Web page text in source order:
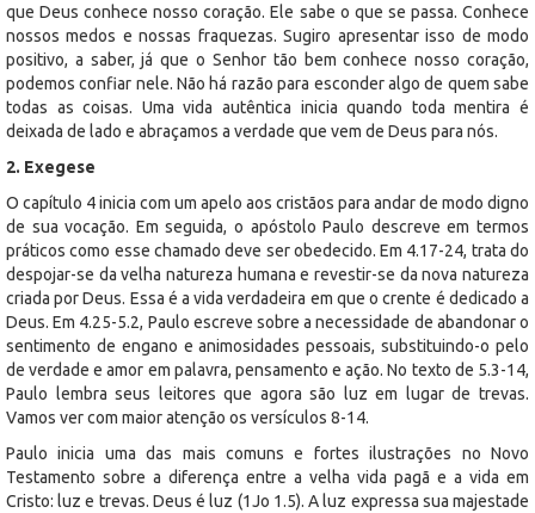
que Deus conhece nosso coração. Ele sabe o que se passa. Conhece
nossos medos e nossas fraquezas. Sugiro apresentar isso de modo
positivo, a saber, já que o Senhor tão bem conhece nosso coração,
podemos confiar nele. Não há razão para esconder algo de quem sabe
todas as coisas. Uma vida autêntica inicia quando toda mentira é
deixada de lado e abraçamos a verdade que vem de Deus para nós.
2. Exegese
O capítulo 4 inicia com um apelo aos cristãos para andar de modo digno
de sua vocação. Em seguida, o apóstolo Paulo descreve em termos
práticos como esse chamado deve ser obedecido. Em 4.17-24, trata do
despojar-se da velha natureza humana e revestir-se da nova natureza
criada por Deus. Essa é a vida verdadeira em que o crente é dedicado a
Deus. Em 4.25-5.2, Paulo escreve sobre a necessidade de abandonar o
sentimento de engano e animosidades pessoais, substituindo-o pelo
de verdade e amor em palavra, pensamento e ação. No texto de 5.3-14,
Paulo lembra seus leitores que agora são luz em lugar de trevas.
Vamos ver com maior atenção os versículos 8-14.
Paulo inicia uma das mais comuns e fortes ilustrações no Novo
Testamento sobre a diferença entre a velha vida pagã e a vida em
Cristo: luz e trevas. Deus é luz (1Jo 1.5). A luz expressa sua majestade